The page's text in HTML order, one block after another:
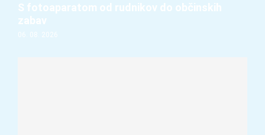
S fotoaparatom od rudnikov do občinskih
zabav
06. 08. 2026